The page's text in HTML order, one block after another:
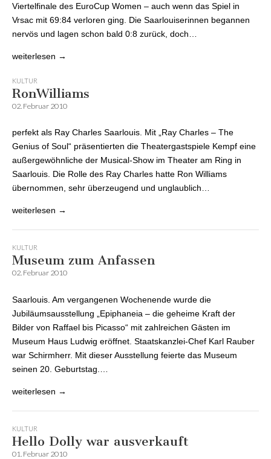
Viertelfinale des EuroCup Women – auch wenn das Spiel in
Vrsac mit 69:84 verloren ging. Die Saarlouiserinnen begannen
nervös und lagen schon bald 0:8 zurück, doch…
weiterlesen →
KULTUR
RonWilliams
02. Februar 2010
perfekt als Ray Charles Saarlouis. Mit „Ray Charles – The
Genius of Soul“ präsentierten die Theatergastspiele Kempf eine
außergewöhnliche der Musical-Show im Theater am Ring in
Saarlouis. Die Rolle des Ray Charles hatte Ron Williams
übernommen, sehr überzeugend und unglaublich…
weiterlesen →
KULTUR
Museum zum Anfassen
02. Februar 2010
Saarlouis. Am vergangenen Wochenende wurde die
Jubiläumsausstellung „Epiphaneia – die geheime Kraft der
Bilder von Raffael bis Picasso“ mit zahlreichen Gästen im
Museum Haus Ludwig eröffnet. Staatskanzlei-Chef Karl Rauber
war Schirmherr. Mit dieser Ausstellung feierte das Museum
seinen 20. Geburtstag.…
weiterlesen →
KULTUR
Hello Dolly war ausverkauft
01. Februar 2010